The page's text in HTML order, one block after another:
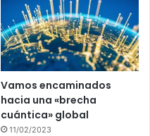
Vamos encaminados
hacia una «brecha
cuántica» global
11/02/2023